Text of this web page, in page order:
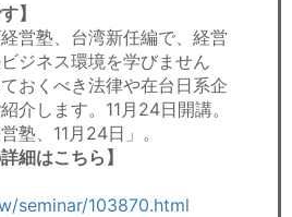
】
営塾、台湾新任編で、経営
ジネス環境を学びません
おくべき法律や在台日系企
介します。11月24日開講。
塾、11月24日」。
細はこちら】
seminar/103870.html